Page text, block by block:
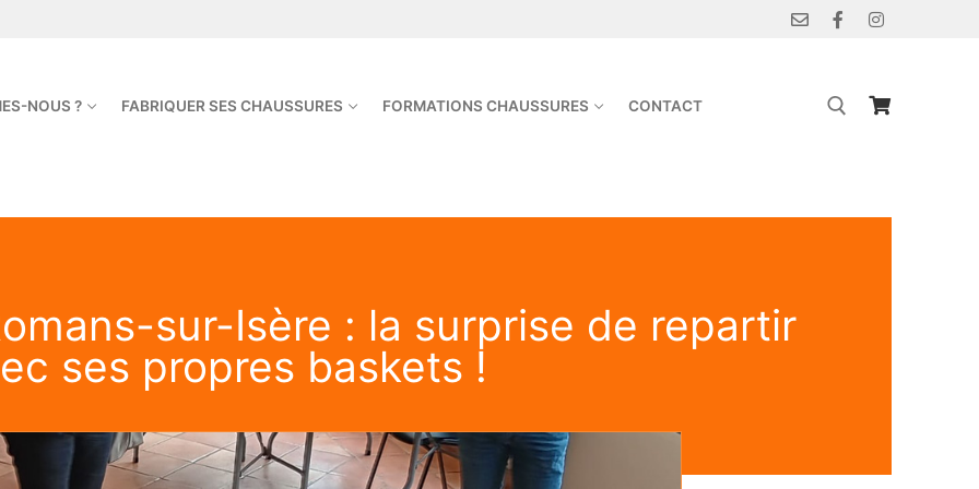
NOUS ? FABRIQUER SES CHAUSSURES FORMATIONS CHAUSSURES CONTACT
& Rugby
sur-Isère : la surprise de repartir
ses propres baskets !